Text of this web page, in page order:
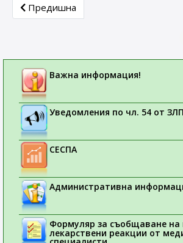
Previous article: Новорегистрирани
Предишна
Важна информация!
Уведомления по чл. 54 от
СЕСПА
Административна
Формуляр за съобщаване на
лекарствени реакции от